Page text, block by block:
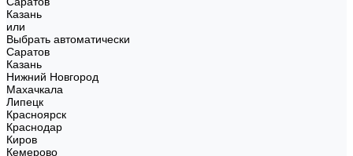
Казань
или
Выбрать автоматически
Саратов
Казань
Нижний Новгород
Махачкала
Липецк
Красноярск
Краснодар
Киров
Кемерово